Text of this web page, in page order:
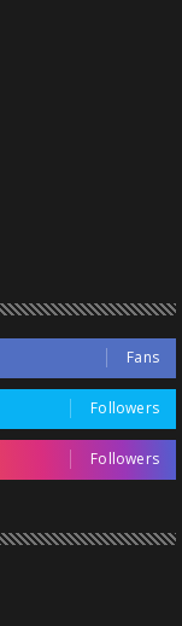
Fans
Followers
Followers